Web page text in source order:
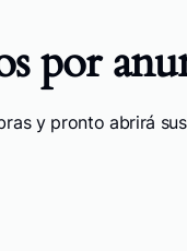
por
y pronto abrirá